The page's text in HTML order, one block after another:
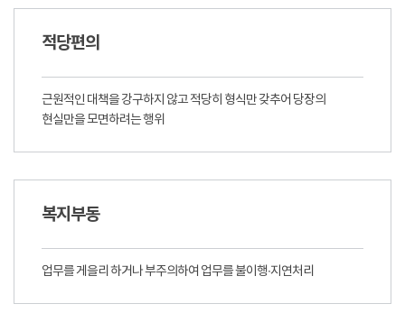
적당편의
근원적인 대책을 강구하지 않고 적당히 형식만 갖추어 당장의
현실만을 모면하려는 행위
복지부동
업무를 게을리 하거나 부주의하여 업무를 불이행∙지연처리